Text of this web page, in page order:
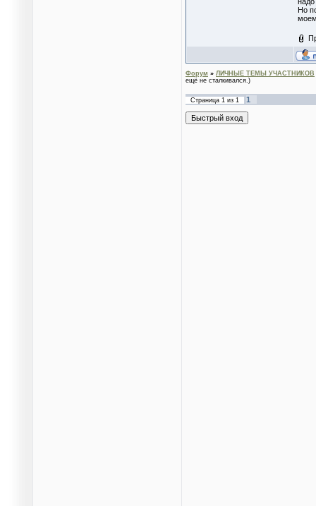
Но
Форум » ЛИЧНЫЕ ТЕМЫ УЧАСТНИКОВ
ещё не сталкивался.)
Страница 1 из 1 1